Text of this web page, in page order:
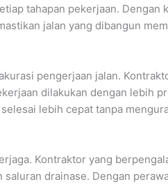
tahapan pekerjaan. Dengan
jalan yang dibangun
pengerjaan jalan.
dilakukan dengan lebih
lebih cepat tanpa
Kontraktor yang
drainase. Dengan